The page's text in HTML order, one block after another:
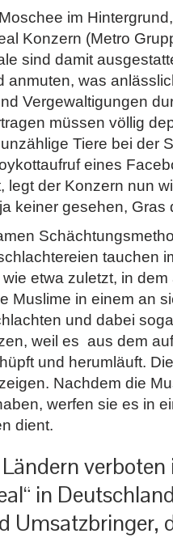
im
Konzern (Metro
sind damit
anmuten, was
Vergewaltigungen
müssen völlig
Tiere bei der
eines
legt der Konzern nun
keiner gesehen, Gras
tauchen
etwa zuletzt, in
Muslime in einem an
und dabei
weil es aus dem
und herumläuft.
Nachdem die
werfen sie es in
dient.
in
Umsatzbringer,